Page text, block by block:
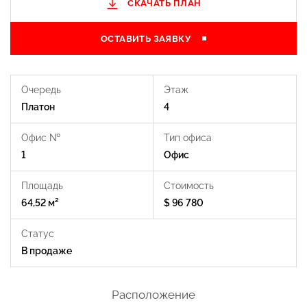
СКАЧАТЬ ПЛАН
ОСТАВИТЬ ЗАЯВКУ
Очередь
Платон
Этаж
4
Офис №
1
Тип офиса
Офис
Площадь
64,52 м²
Стоимость
$ 96 780
Статус
В продаже
Расположение